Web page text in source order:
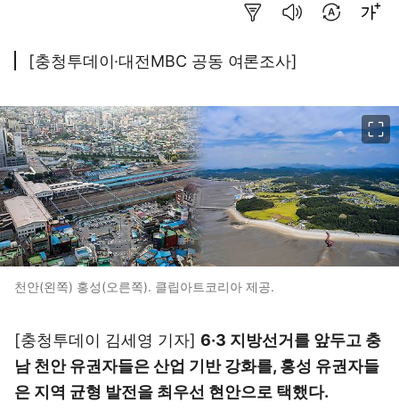
[충청투데이·대전MBC 공동 여론조사]
천안(왼쪽) 홍성(오른쪽). 클립아트코리아 제공.
[충청투데이 김세영 기자] 6·3 지방선거를 앞두고 충
남 천안 유권자들은 산업 기반 강화를, 홍성 유권자들
은 지역 균형 발전을 최우선 현안으로 택했다.